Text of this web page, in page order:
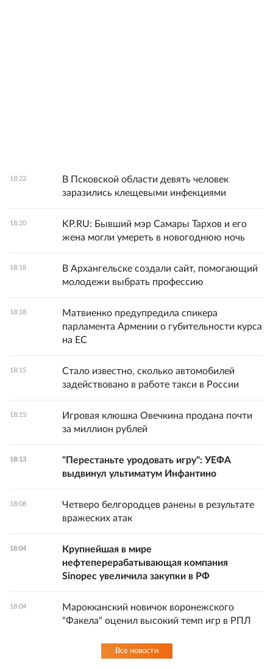
18:22
В Псковской области девять человек
заразились клещевыми инфекциями
18:20
KP.RU: Бывший мэр Самары Тархов и его
жена могли умереть в новогоднюю ночь
18:18
В Архангельске создали сайт, помогающий
молодежи выбрать профессию
18:18
Матвиенко предупредила спикера
парламента Армении о губительности курса
на ЕС
18:15
Стало известно, сколько автомобилей
задействовано в работе такси в России
18:15
Игровая клюшка Овечкина продана почти
за миллион рублей
18:13
"Перестаньте уродовать игру": УЕФА
выдвинул ультиматум Инфантино
18:08
Четверо белгородцев ранены в результате
вражеских атак
18:04
Крупнейшая в мире
нефтеперерабатывающая компания
Sinopec увеличила закупки в РФ
18:04
Марокканский новичок воронежского
"Факела" оценил высокий темп игр в РПЛ
Все новости